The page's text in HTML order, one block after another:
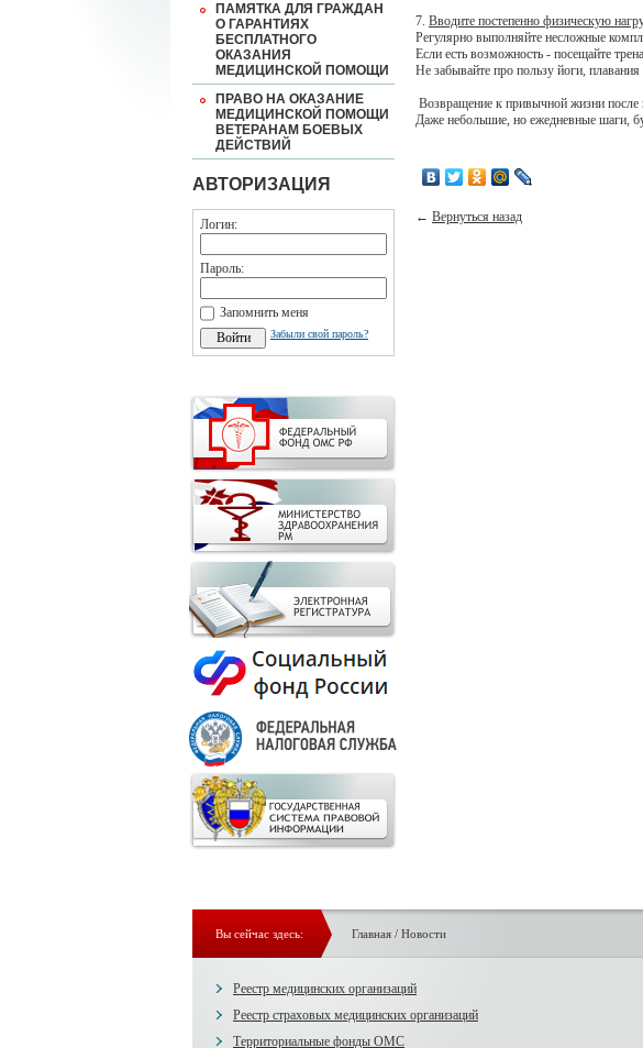
ПАМЯТКА ДЛЯ ГРАЖДАН
О ГАРАНТИЯХ
БЕСПЛАТНОГО
ОКАЗАНИЯ
МЕДИЦИНСКОЙ ПОМОЩИ
ПРАВО НА ОКАЗАНИЕ
МЕДИЦИНСКОЙ ПОМОЩИ
ВЕТЕРАНАМ БОЕВЫХ
ДЕЙСТВИЙ
АВТОРИЗАЦИЯ
Логин:
Пароль:
Запомнить меня
Забыли свой пароль?
7. Вводите постепенно физическую
Регулярно выполняйте несложные
Если есть возможность - посещайте
Не забывайте про пользу йоги,
Возвращение к привычной жизни после
Даже небольшие, но ежедневные шаги,
← Вернуться назад
Вы сейчас здесь: Главная/ Новости
Реестр медицинских организаций
Реестр страховых медицинских организаций
Территориальные фонды ОМС